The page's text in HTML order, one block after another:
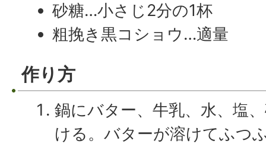
砂糖…小さじ2分の1杯
粗挽き黒コショウ…適量
作り方
鍋にバター、牛乳、水、塩
ける。バターが溶けてふつ